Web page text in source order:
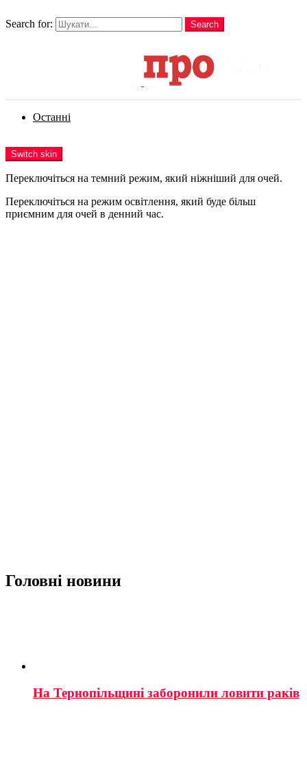
Search for:
Search
Останні
Switch skin
Переключіться на темний режим, який ніжніший для очей.
Переключіться на режим освітлення, який буде більш
приємним для очей в денний час.
Головні новини
На Тернопільщині заборонили ловити раків